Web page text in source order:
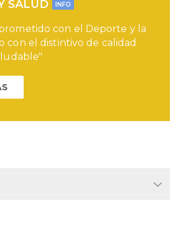
SALUD INFO
con el Deporte y la
con el distintivo de calidad